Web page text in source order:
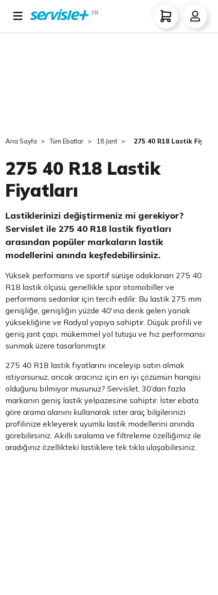
TR
Ana Sayfa Tüm Ebatlar 18 Jant 275 40 R18 Lastik
275 40 R18 Lastik
Fiyatları
Lastiklerinizi değiştirmeniz mi gerekiyor?
Servislet ile 275 40 R18 lastik fiyatları
arasından popüler markaların lastik
modellerini anında keşfedebilirsiniz.
Yüksek performans ve sportif sürüşe odaklanan 275 40
R18 lastik ölçüsü, genellikle spor otomobiller ve
performans sedanlar için tercih edilir. Bu lastik 275 mm
genişliğe, genişliğin yüzde 40'ına denk gelen yanak
yüksekliğine ve Radyal yapıya sahiptir. Düşük profili ve
geniş jant çapı, mükemmel yol tutuşu ve hız performansı
sunmak üzere tasarlanmıştır.
275 40 R18 lastik fiyatlarını inceleyip satın almak
istiyorsunuz, ancak aracınız için en iyi çözümün hangisi
olduğunu bilmiyor musunuz? Servislet, 30’dan fazla
markanın geniş lastik yelpazesine sahiptir. İster ebata
göre arama alanını kullanarak ister araç bilgilerinizi
profilinize ekleyerek uyumlu lastik modellerini anında
görebilirsiniz. Akıllı sıralama ve filtreleme özelliğimiz ile
aradığınız özellikteki lastiklere tek tıkla ulaşabilirsiniz.